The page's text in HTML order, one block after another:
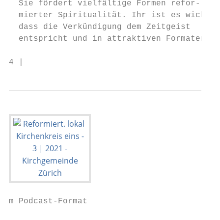
Sie fördert vielfältige Formen refor-
mierter Spiritualität. Ihr ist es
dass die Verkündigung dem Zeitgeist
entspricht und in attraktiven Formaten
4 |
m Podcast-Format